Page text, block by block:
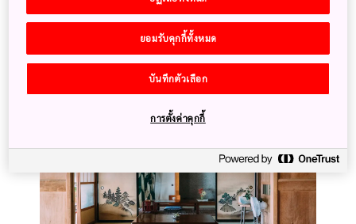
เรียนรู้วิธีการทำฟาร์มอย่างยั่งยืนไป
พร้อมกับทิวทัศน์ภูเขาไฟฟูจิ
ยอมรับคุกกี้ทั้งหมด
บันทึกตัวเลือก
การตั้งค่าคุกกี้